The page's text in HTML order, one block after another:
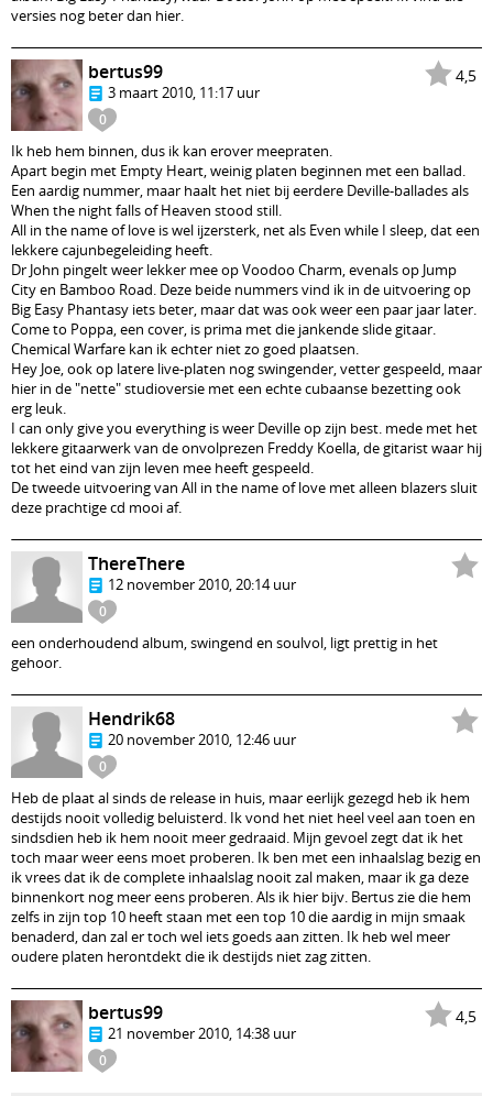
versies nog beter dan hier.
4,5
0
bertus99
3 maart 2010, 11:17 uur
Ik heb hem binnen, dus ik kan erover meepraten.
Apart begin met Empty Heart, weinig platen beginnen met een ballad.
Een aardig nummer, maar haalt het niet bij eerdere Deville-ballades als
When the night falls of Heaven stood still.
All in the name of love is wel ijzersterk, net als Even while I sleep, dat een
lekkere cajunbegeleiding heeft.
Dr John pingelt weer lekker mee op Voodoo Charm, evenals op Jump
City en Bamboo Road. Deze beide nummers vind ik in de uitvoering op
Big Easy Phantasy iets beter, maar dat was ook weer een paar jaar later.
Come to Poppa, een cover, is prima met die jankende slide gitaar.
Chemical Warfare kan ik echter niet zo goed plaatsen.
Hey Joe, ook op latere live-platen nog swingender, vetter gespeeld, maar
hier in de "nette" studioversie met een echte cubaanse bezetting ook
erg leuk.
I can only give you everything is weer Deville op zijn best. mede met het
lekkere gitaarwerk van de onvolprezen Freddy Koella, de gitarist waar hij
tot het eind van zijn leven mee heeft gespeeld.
De tweede uitvoering van All in the name of love met alleen blazers sluit
deze prachtige cd mooi af.
0
ThereThere
12 november 2010, 20:14 uur
een onderhoudend album, swingend en soulvol, ligt prettig in het
gehoor.
0
Hendrik68
20 november 2010, 12:46 uur
Heb de plaat al sinds de release in huis, maar eerlijk gezegd heb ik hem
destijds nooit volledig beluisterd. Ik vond het niet heel veel aan toen en
sindsdien heb ik hem nooit meer gedraaid. Mijn gevoel zegt dat ik het
toch maar weer eens moet proberen. Ik ben met een inhaalslag bezig en
ik vrees dat ik de complete inhaalslag nooit zal maken, maar ik ga deze
binnenkort nog meer eens proberen. Als ik hier bijv. Bertus zie die hem
zelfs in zijn top 10 heeft staan met een top 10 die aardig in mijn smaak
benaderd, dan zal er toch wel iets goeds aan zitten. Ik heb wel meer
oudere platen herontdekt die ik destijds niet zag zitten.
4,5
0
bertus99
21 november 2010, 14:38 uur